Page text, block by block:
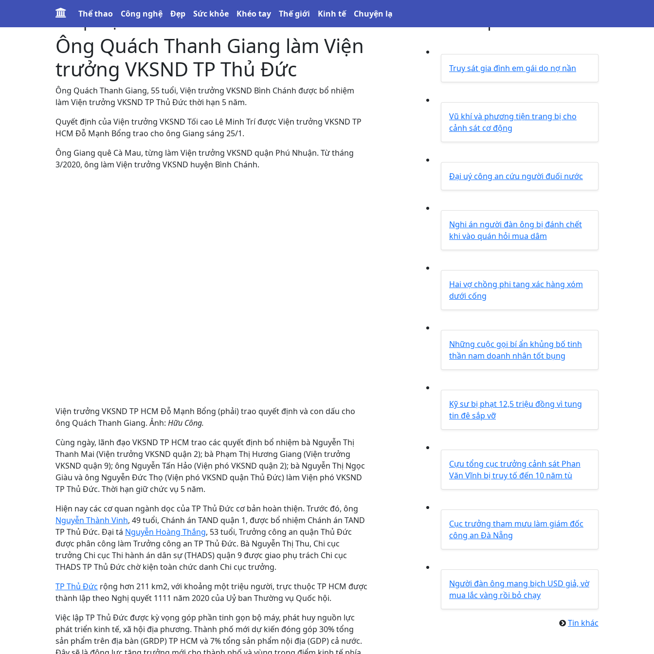
Thể thao Công nghệ Đẹp Sức khỏe Khéo tay Thế giới Kinh tế Chuyện lạ
Pháp luật
Ông Quách Thanh Giang làm Viện
trưởng VKSND TP Thủ Đức
Ông Quách Thanh Giang, 55 tuổi, Viện trưởng VKSND Bình Chánh được bổ nhiệm
làm Viện trưởng VKSND TP Thủ Đức thời hạn 5 năm.
Quyết định của Viện trưởng VKSND Tối cao Lê Minh Trí được Viện trưởng VKSND TP
HCM Đỗ Mạnh Bổng trao cho ông Giang sáng 25/1.
Ông Giang quê Cà Mau, từng làm Viện trưởng VKSND quận Phú Nhuận. Từ tháng
3/2020, ông làm Viện trưởng VKSND huyện Bình Chánh.
Viện trưởng VKSND TP HCM Đỗ Mạnh Bổng (phải) trao quyết định và con dấu cho
ông Quách Thanh Giang. Ảnh: Hữu Công.
Cùng ngày, lãnh đạo VKSND TP HCM trao các quyết định bổ nhiệm bà Nguyễn Thị
Thanh Mai (Viện trưởng VKSND quận 2); bà Phạm Thị Hương Giang (Viện trưởng
VKSND quận 9); ông Nguyễn Tấn Hảo (Viện phó VKSND quận 2); bà Nguyễn Thị Ngọc
Giàu và ông Nguyễn Đức Thọ (Viện phó VKSND quận Thủ Đức) làm Viện phó VKSND
TP Thủ Đức. Thời hạn giữ chức vụ 5 năm.
Hiện nay các cơ quan ngành dọc của TP Thủ Đức cơ bản hoàn thiện. Trước đó, ông
Nguyễn Thành Vinh, 49 tuổi, Chánh án TAND quận 1, được bổ nhiệm Chánh án TAND
TP Thủ Đức. Đại tá Nguyễn Hoàng Thắng, 53 tuổi, Trưởng công an quận Thủ Đức
được phân công làm Trưởng công an TP Thủ Đức. Bà Nguyễn Thị Thu, Chi cục
trưởng Chi cục Thi hành án dân sự (THADS) quận 9 được giao phụ trách Chi cục
THADS TP Thủ Đức chờ kiện toàn chức danh Chi cục trưởng.
TP Thủ Đức rộng hơn 211 km2, với khoảng một triệu người, trực thuộc TP HCM được
thành lập theo Nghị quyết 1111 năm 2020 của Uỷ ban Thường vụ Quốc hội.
Việc lập TP Thủ Đức được kỳ vọng góp phần tinh gọn bộ máy, phát huy nguồn lực
phát triển kinh tế, xã hội địa phương. Thành phố mới dự kiến đóng góp 30% tổng
sản phẩm trên địa bàn (GRDP) TP HCM và 7% tổng sản phẩm nội địa (GDP) cả nước.
Truy sát gia đình em gái do nợ nần
Vũ khí và phương tiện trang bị cho
cảnh sát cơ động
Đại uý công an cứu người đuối nước
Nghi án người đàn ông bị đánh chết
khi vào quán hỏi mua dâm
Hai vợ chồng phi tang xác hàng xóm
dưới cống
Những cuộc gọi bí ẩn khủng bố tinh
thần nam doanh nhân tốt bụng
Kỹ sư bị phạt 12,5 triệu đồng vì tung
tin đê sắp vỡ
Cựu tổng cục trưởng cảnh sát Phan
Văn Vĩnh bị truy tố đến 10 năm tù
Cục trưởng tham mưu làm giám đốc
công an Đà Nẵng
Người đàn ông mang bịch USD giả, vờ
mua lắc vàng rồi bỏ chạy
Tin khác